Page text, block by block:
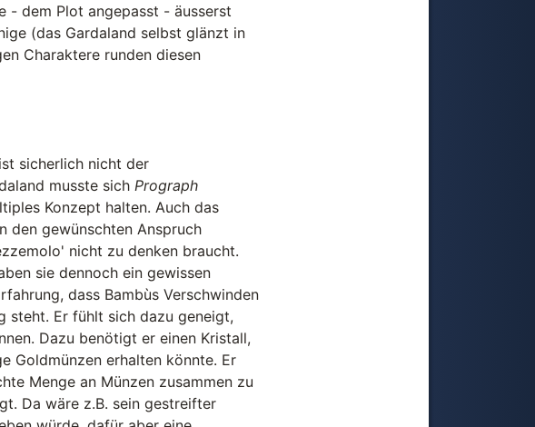
- dem Plot angepasst - äusserst
(das Gardaland selbst glänzt in
Charaktere runden diesen
sicherlich nicht der
musste sich Prograph
Konzept halten. Auch das
den gewünschten Anspruch
nicht zu denken braucht.
sie dennoch ein gewissen
dass Bambùs Verschwinden
steht. Er fühlt sich dazu geneigt,
Dazu benötigt er einen Kristall,
Goldmünzen erhalten könnte. Er
Menge an Münzen zusammen zu
Da wäre z.B. sein gestreifter